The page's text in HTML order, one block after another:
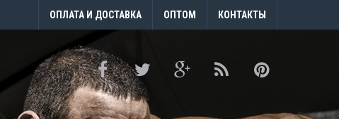
ОПЛАТА И ДОСТАВКА ОПТОМ КОНТАКТЫ